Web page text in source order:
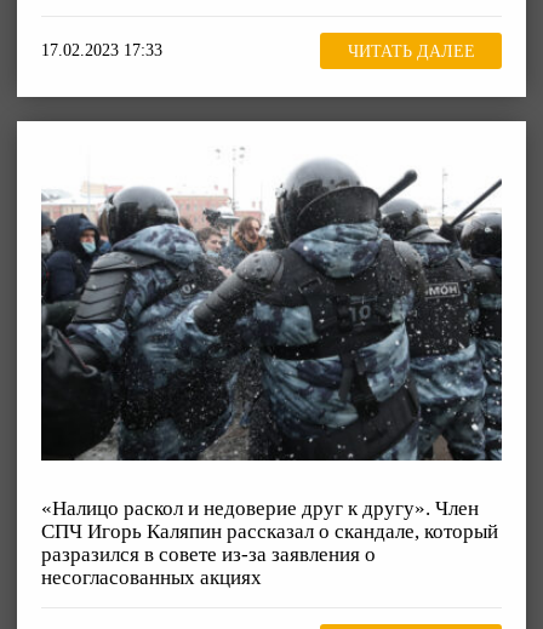
17.02.2023 17:33 ЧИТАТЬ ДАЛЕЕ
«Налицо раскол и недоверие друг к другу». Член
СПЧ Игорь Каляпин рассказал о скандале, который
разразился в совете из-за заявления о
несогласованных акциях